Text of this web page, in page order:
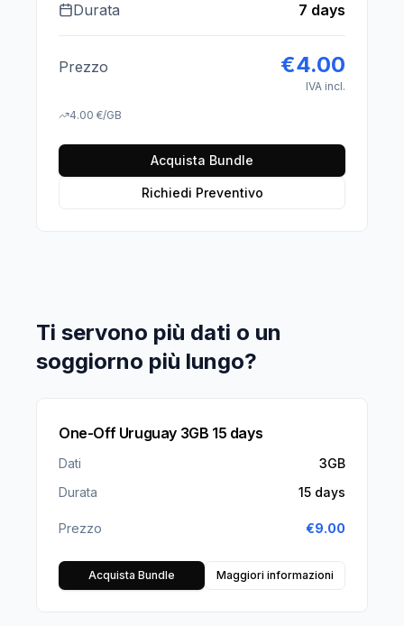
Durata
7 days
Prezzo €4.00
IVA incl.
4.00 €/GB
Acquista Bundle
Richiedi Preventivo
Ti servono più dati o un
soggiorno più lungo?
One-Off Uruguay 3GB 15 days
Dati
3GB
Durata
15 days
Prezzo €9.00
Acquista Bundle Maggiori informazioni